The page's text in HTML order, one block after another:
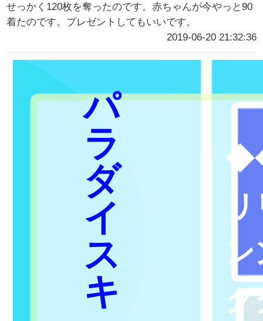
せっかく120枚を奪ったのです。赤ちゃんが今やっと90
着たのです。プレゼントしてもいいです。
2019-06-20 21:32:36
パ
ラ
ダ
イ
ス
キ
◆
リ
ン
ク